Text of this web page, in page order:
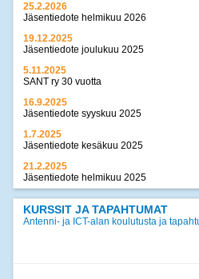
25.2.2026
Jäsentiedote helmikuu 2026
19.12.2025
Jäsentiedote joulukuu 2025
5.11.2025
SANT ry 30 vuotta
16.9.2025
Jäsentiedote syyskuu 2025
1.7.2025
Jäsentiedote kesäkuu 2025
21.2.2025
Jäsentiedote helmikuu 2025
17.12.2024
Jäsentiedote joulukuu 2024
KURSSIT JA TAPAHTUMAT
Antenni- ja ICT-alan koulutusta ja